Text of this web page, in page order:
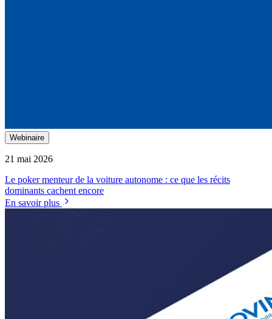
Webinaire
21 mai 2026
Le poker menteur de la voiture autonome : ce que les récits
dominants cachent encore
En savoir plus